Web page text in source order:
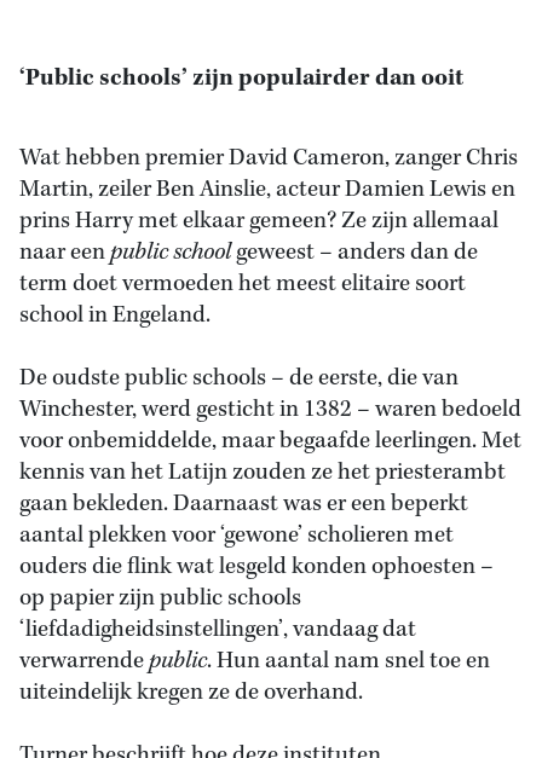
‘Public schools’ zijn populairder dan ooit
Wat hebben premier David Cameron, zanger Chris
Martin, zeiler Ben Ainslie, acteur Damien Lewis en
prins Harry met elkaar gemeen? Ze zijn allemaal
naar eenpublic schoolgeweest – anders dan de
term doet vermoeden het meest elitaire soort
school in Engeland.
De oudste public schools – de eerste, die van
Winchester, werd gesticht in 1382 – waren bedoeld
voor onbemiddelde, maar begaafde leerlingen. Met
kennis van het Latijn zouden ze het priesterambt
gaan bekleden. Daarnaast was er een beperkt
aantal plekken voor ‘gewone’ scholieren met
ouders die flink wat lesgeld konden ophoesten –
op papier zijn public schools
‘liefdadigheidsinstellingen’, vandaag dat
verwarrendepublic. Hun aantal nam snel toe en
uiteindelijk kregen ze de overhand.